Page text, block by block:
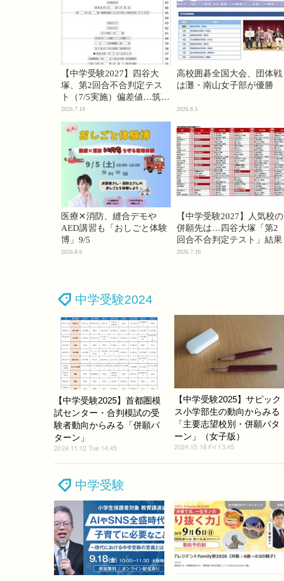
【中学受験2027】四谷大
塚、第2回合不合判定テス
ト（7/5実施）偏差値…筑駒
74・桜蔭70＜PR＞
2026.7.10
高校囲碁全国大会、団体戦
は灘・南山女子部が優勝
2026.8.5
医療✕消防、縫合デモや
AED講習も「おしごと体験
博」9/5
2026.8.6
【中学受験2027】人気校の
併願先は…四谷大塚「第2
回合不合判定テスト」結果
2026.7.16
中学受験2024
【中学受験2025】首都圏模
試センター・合判模試の受
験者動向からみる「併願パ
ターン」
2024.11.12 Tue 14:45
【中学受験2025】サピック
ス小学部生の動向からみる
「主要志望校別・併願パタ
ーン」（女子版）
2024.10.18 Fri 13:45
中学受験